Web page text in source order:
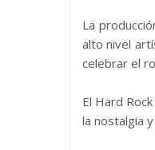
La
alto nivel
celebrar el
El Hard
la nostalgia